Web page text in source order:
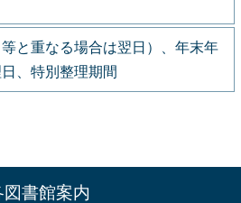
と重なる場合は翌日）、年末年
、特別整理期間
図書館案内